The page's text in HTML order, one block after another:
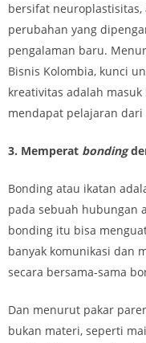
bersifat
perubahan yang
pengalaman baru.
Bisnis Kolombia, kunci
kreativitas adalah
mendapat pelajaran dari
3. Memperat bonding
Bonding atau ikatan
pada sebuah hubungan
bonding itu bisa
banyak komunikasi dan
secara bersama-sama
Dan menurut pakar
bukan materi, seperti